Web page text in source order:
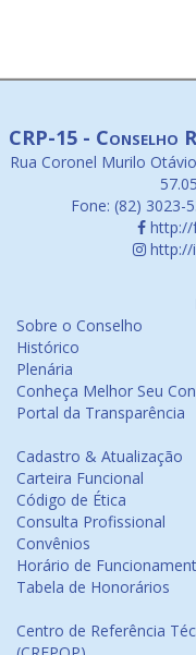
CRP-15 - Conselho
Rua Coronel Murilo
Fone: (82) 3023-
http://
http://
Sobre o Conselho
Histórico
Plenária
Conheça Melhor Seu
Portal da Transparência
Cadastro & Atualização
Carteira Funcional
Código de Ética
Consulta Profissional
Convênios
Horário de
Tabela de Honorários
Centro de Referência